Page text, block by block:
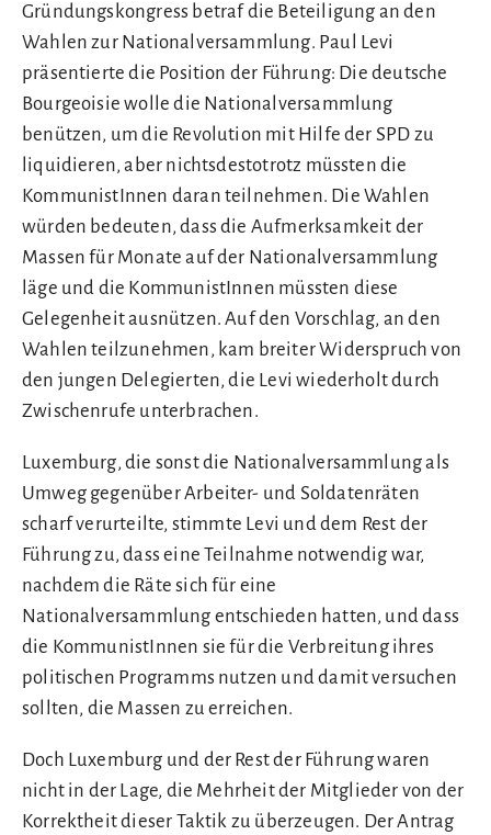
Gründungskongress betraf die Beteiligung an den
Wahlen zur Nationalversammlung. Paul Levi
präsentierte die Position der Führung: Die deutsche
Bourgeoisie wolle die Nationalversammlung
benützen, um die Revolution mit Hilfe der SPD zu
liquidieren, aber nichtsdestotrotz müssten die
KommunistInnen daran teilnehmen. Die Wahlen
würden bedeuten, dass die Aufmerksamkeit der
Massen für Monate auf der Nationalversammlung
läge und die KommunistInnen müssten diese
Gelegenheit ausnützen. Auf den Vorschlag, an den
Wahlen teilzunehmen, kam breiter Widerspruch von
den jungen Delegierten, die Levi wiederholt durch
Zwischenrufe unterbrachen.
Luxemburg, die sonst die Nationalversammlung als
Umweg gegenüber Arbeiter- und Soldatenräten
scharf verurteilte, stimmte Levi und dem Rest der
Führung zu, dass eine Teilnahme notwendig war,
nachdem die Räte sich für eine
Nationalversammlung entschieden hatten, und dass
die KommunistInnen sie für die Verbreitung ihres
politischen Programms nutzen und damit versuchen
sollten, die Massen zu erreichen.
Doch Luxemburg und der Rest der Führung waren
nicht in der Lage, die Mehrheit der Mitglieder von der
Korrektheit dieser Taktik zu überzeugen. Der Antrag